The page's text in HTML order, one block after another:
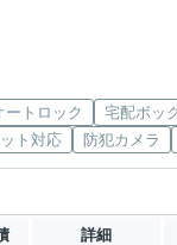
ートロック
宅配ボッ
ト対応
防犯カメラ
詳細